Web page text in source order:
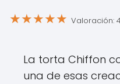
★★★★★ Valoración:
La torta Chiffon
una de esas